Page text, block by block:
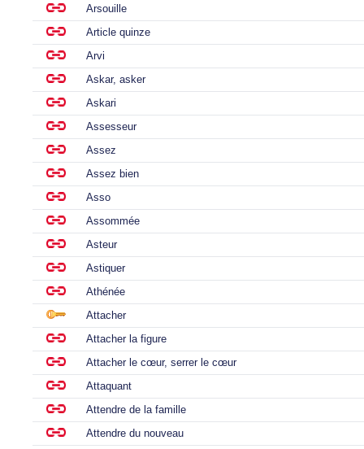
Arsouille
Article quinze
Arvi
Askar, asker
Askari
Assesseur
Assez
Assez bien
Asso
Assommée
Asteur
Astiquer
Athénée
Attacher
Attacher la figure
Attacher le cœur, serrer le cœur
Attaquant
Attendre de la famille
Attendre du nouveau